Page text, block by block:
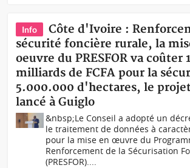
Info
Côte d'Ivoire :
sécurité foncière rurale, la
oeuvre du PRESFOR va coûter
milliards de FCFA pour la
5.000.000 d'hectares, le
lancé à Guiglo
&nbsp;Le Conseil a adopté un
le traitement de données à
pour la mise en œuvre du
Renforcement de la Sécurisation
(PRESFOR)....